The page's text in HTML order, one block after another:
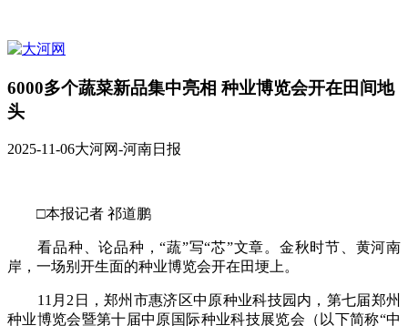
6000多个蔬菜新品集中亮相 种业博览会开在田间地
头
2025-11-06大河网-河南日报
□本报记者 祁道鹏
看品种、论品种，“蔬”写“芯”文章。金秋时节、黄河南
岸，一场别开生面的种业博览会开在田埂上。
11月2日，郑州市惠济区中原种业科技园内，第七届郑州
种业博览会暨第十届中原国际种业科技展览会（以下简称“中